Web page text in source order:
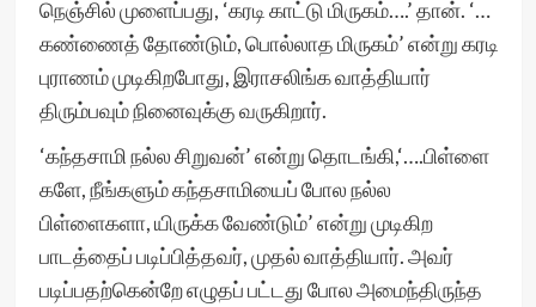
நெஞ்சில் முளைப்பது, ‘கரடி காட்டு மிருகம்….’ தான். ‘…
கண்ணைத் தோண்டும், பொல்லாத மிருகம்’ என்று கரடி
புராணம் முடிகிறபோது, இராசலிங்க வாத்தியார்
திரும்பவும் நினைவுக்கு வருகிறார்.
‘கந்தசாமி நல்ல சிறுவன்’ என்று தொடங்கி,‘….பிள்ளை
களே, நீங்களும் கந்தசாமியைப் போல நல்ல
பிள்ளைகளா, யிருக்க வேண்டும்’ என்று முடிகிற
பாடத்தைப் படிப்பித்தவர், முதல் வாத்தியார். அவர்
படிப்பதற்கென்றே எழுதப் பட்டது போல அமைந்திருந்த